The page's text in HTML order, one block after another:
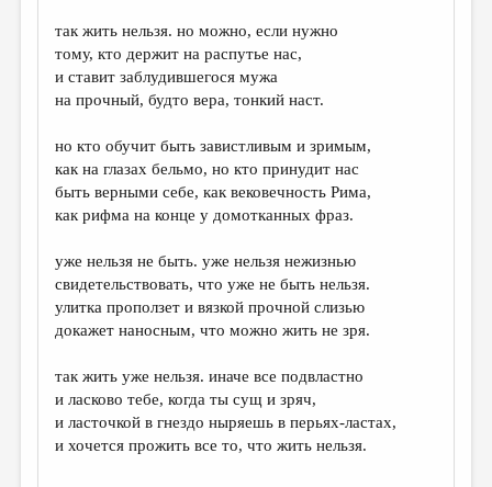
ИЗБРАННОЕ
ДАЙДЖЕСТ
ПЕРЕВОДЫ
КОНКУРСЫ
КНИЖНАЯ ПОЛКА
ОБЗОР ЛИТЕРАТУРЫ
ОБЪЯВЛЕНИЯ
так жить нельзя. но можно, если нужно
тому, кто держит на распутье нас,
и ставит заблудившегося мужа
на прочный, будто вера, тонкий наст.
но кто обучит быть завистливым и зримым,
как на глазах бельмо, но кто принудит нас
быть верными себе, как вековечность Рима,
как рифма на конце у домотканных фраз.
уже нельзя не быть. уже нельзя нежизнью
свидетельствовать, что уже не быть нельзя.
улитка проползет и вязкой прочной слизью
докажет наносным, что можно жить не зря.
так жить уже нельзя. иначе все подвластно
и ласково тебе, когда ты сущ и зряч,
и ласточкой в гнездо ныряешь в перьях-ластах,
и хочется прожить все то, что жить нельзя.